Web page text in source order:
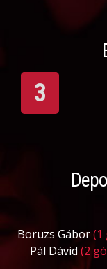
3
Boruzs Gábor(1
Pál Dávid(2